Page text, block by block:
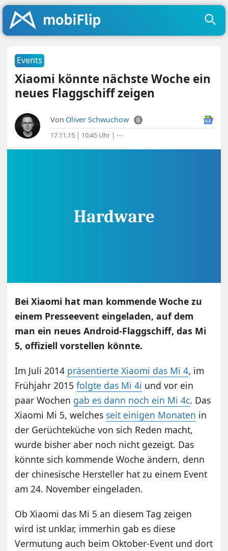
Events
Xiaomi könnte nächste Woche ein
neues Flaggschiff zeigen
Von Oliver Schwuchow
17.11.15 | 10:45 Uhr | ⋯
Bei Xiaomi hat man kommende Woche zu
einem Presseevent eingeladen, auf dem
man ein neues Android-Flaggschiff, das Mi
5, offiziell vorstellen könnte.
Im Juli 2014 präsentierte Xiaomi das Mi 4, im
Frühjahr 2015folgte das Mi 4i und vor ein
paar Wochen gab es dann noch ein Mi 4c. Das
Xiaomi Mi 5, welches seit einigen Monaten in
der Gerüchteküche von sich Reden macht,
wurde bisher aber noch nicht gezeigt. Das
könnte sich kommende Woche ändern, denn
der chinesische Hersteller hat zu einem Event
am 24. November eingeladen.
Ob Xiaomi das Mi 5 an diesem Tag zeigen
wird ist unklar, immerhin gab es diese
Vermutung auch beim Oktober-Event und dort